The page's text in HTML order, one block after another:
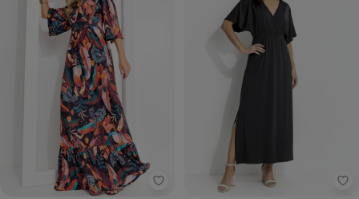
Quintess - Vestido Longo